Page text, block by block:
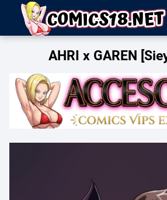
AHRI x GAREN